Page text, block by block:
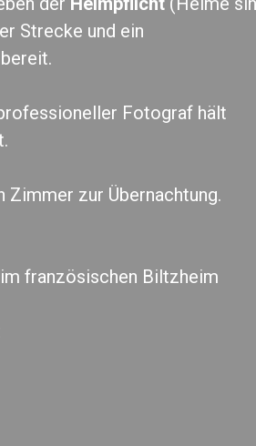
Strecke und ein
Fotograf hält
zur Übernachtung.
im französischen Biltzheim